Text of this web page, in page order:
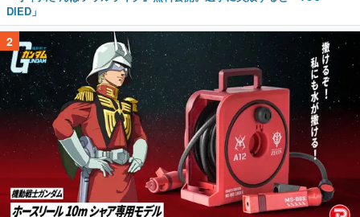
DIED」
2